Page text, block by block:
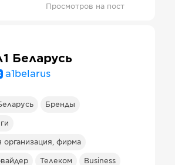
Просмотров на пост
Беларусь
a1belarus
Бренды
организация, фирма
Телеком Business